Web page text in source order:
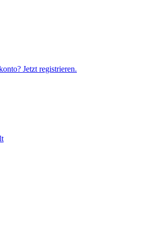
Jetzt registrieren.